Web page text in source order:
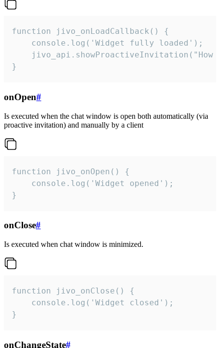
function jivo_onLoadCallback() {
    console.log('Widget fully loaded');
jivo_api.showProactiveInvitation("How
}
onOpen#
Is executed when the chat window is open both automatically (via
proactive invitation) and manually by a client
function jivo_onOpen() {
    console.log('Widget opened');
}
onClose#
Is executed when chat window is minimized.
function jivo_onClose() {
    console.log('Widget closed');
}
onChangeState#